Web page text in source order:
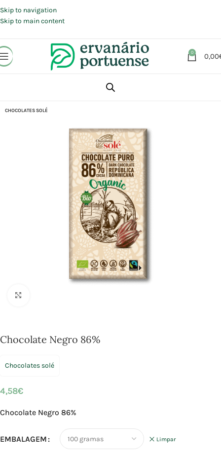
Skip to navigation
Skip to main content
0 0,00
Chocolates | Rebuçados | Pastilhas elásticas
CHOCOLATES SOLÉ
Chocolate Negro 86%
Chocolates solé
4,58€
Chocolate Negro 86%
EMBALAGEM Limpar